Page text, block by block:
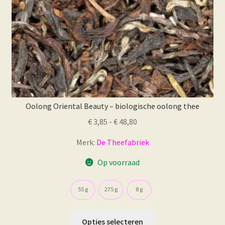
productpagina
Oolong Oriental Beauty – biologische oolong thee
€ 3,85 - € 48,80
tot
€ 48,80
Merk: De Theefabriek
Op voorraad
55 g 275 g 8 g
Opties selecteren